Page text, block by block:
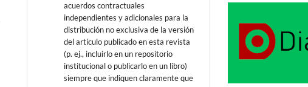
acuerdos contractuales
independientes y adicionales para la
distribución no exclusiva de la versión
del artículo publicado en esta revista
(p. ej., incluirlo en un repositorio
institucional o publicarlo en un libro)
siempre que indiquen claramente que